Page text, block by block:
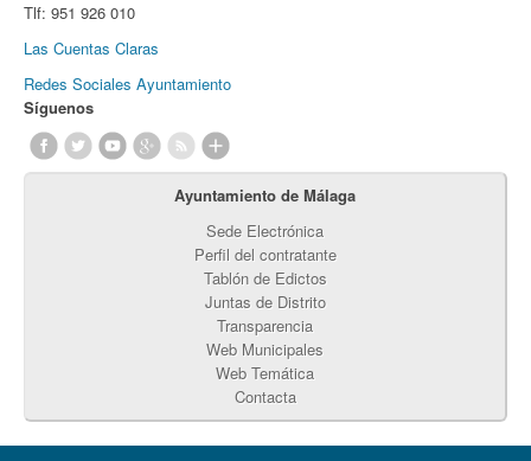
Tlf: 951 926 010
Las Cuentas Claras
Redes Sociales Ayuntamiento
Síguenos
Ayuntamiento de Málaga
Sede Electrónica
Perfil del contratante
Tablón de Edictos
Juntas de Distrito
Transparencia
Web Municipales
Web Temática
Contacta